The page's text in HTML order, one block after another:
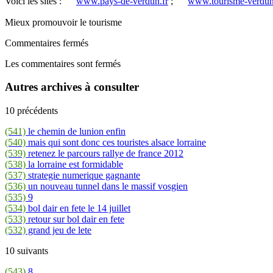
Mieux promouvoir le tourisme
Commentaires fermés
Les commentaires sont fermés
Autres archives à consulter
10 précédents
(541) le chemin de lunion enfin
(540) mais qui sont donc ces touristes alsace lorraine
(539) retenez le parcours rallye de france 2012
(538) la lorraine est formidable
(537) strategie numerique gagnante
(536) un nouveau tunnel dans le massif vosgien
(535) 9
(534) bol dair en fete le 14 juillet
(533) retour sur bol dair en fete
(532) grand jeu de lete
10 suivants